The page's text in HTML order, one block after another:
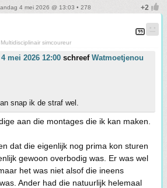
4 mei 2026 @ 13:03 • 278
Multidisciplinair simcoureur
mei 2026 12:00 schreef Watmoetjenou
snap ik de straf wel.
aan die montages die ik kan maken.
dat die eigenlijk nog prima kon sturen
gewoon overbodig was. Er was wel
het was niet alsof die ineens
Ander had die natuurlijk helemaal